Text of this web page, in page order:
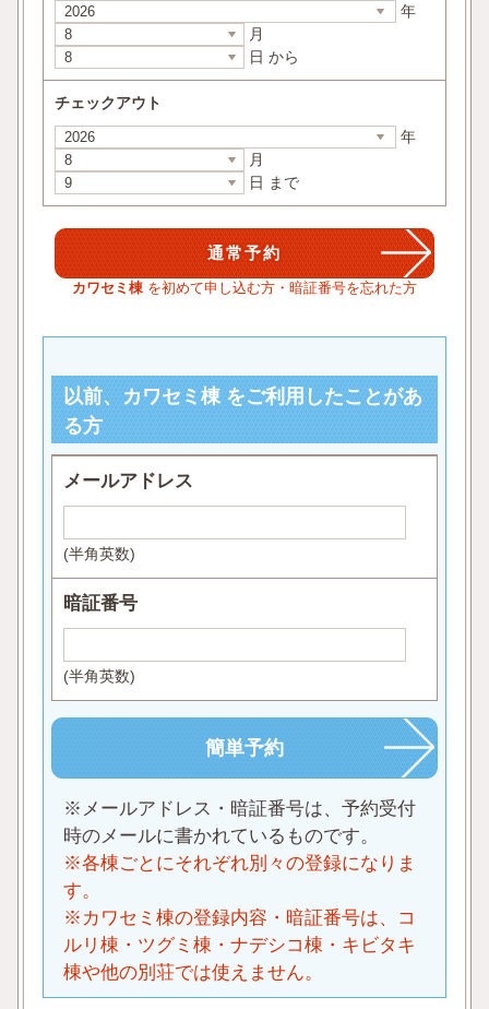
年
月
日 から
チェックアウト
年
月
日 まで
カワセミ棟 を初めて申し込む方・暗証番号を忘れた方
以前、カワセミ棟 をご利用したことがあ
る方
メールアドレス
(半角英数)
暗証番号
(半角英数)
※メールアドレス・暗証番号は、予約受付
時のメールに書かれているものです。
※各棟ごとにそれぞれ別々の登録になりま
す。
※カワセミ棟の登録内容・暗証番号は、コ
ルリ棟・ツグミ棟・ナデシコ棟・キビタキ
棟や他の別荘では使えません。